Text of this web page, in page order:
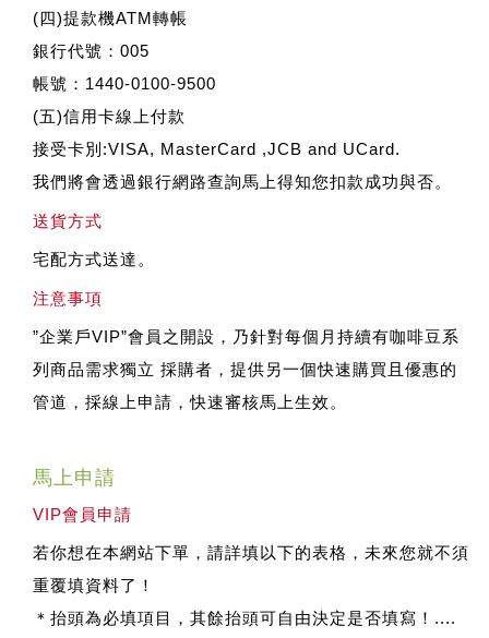
(四)提款機ATM轉帳
銀行代號：005
帳號：1440-0100-9500
(五)信用卡線上付款
接受卡別:VISA, MasterCard ,JCB and UCard.
我們將會透過銀行網路查詢馬上得知您扣款成功與否。
送貨方式
宅配方式送達。
注意事項
”企業戶VIP”會員之開設，乃針對每個月持續有咖啡豆系
列商品需求獨立 採購者，提供另一個快速購買且優惠的
管道，採線上申請，快速審核馬上生效。
馬上申請
VIP會員申請
若你想在本網站下單，請詳填以下的表格，未來您就不須
重覆填資料了！
＊抬頭為必填項目，其餘抬頭可自由決定是否填寫！....